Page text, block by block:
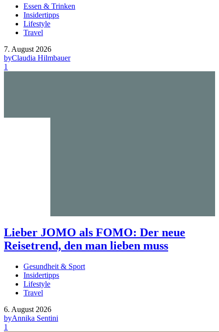
Essen & Trinken
Insidertipps
Lifestyle
Travel
7. August 2026
byClaudia Hilmbauer
1
Lieber JOMO als FOMO: Der neue
Reisetrend, den man lieben muss
Gesundheit & Sport
Insidertipps
Lifestyle
Travel
6. August 2026
byAnnika Sentini
1